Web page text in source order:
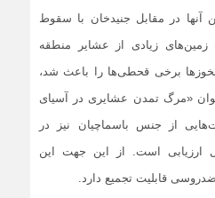
آنها در مقابل جنیدخان با سقوط
زیادی از عشایر منطقه
برخی قحطی‌ها را باعث شد،
«مرگ تمدن عشایری در آسیای
از جنس باسماچیان نیز در
ارزیابی است. از این جهت این
قابلیت تجمیع دارد.